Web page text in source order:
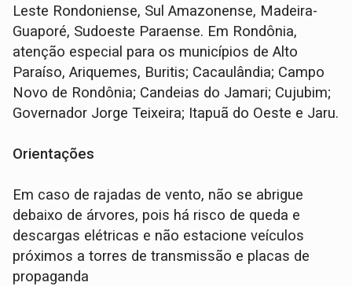
Leste Rondoniense, Sul Amazonense, Madeira-
Guaporé, Sudoeste Paraense. Em Rondônia,
atenção especial para os municípios de Alto
Paraíso, Ariquemes, Buritis; Cacaulândia; Campo
Novo de Rondônia; Candeias do Jamari; Cujubim;
Governador Jorge Teixeira; Itapuã do Oeste e Jaru.
Orientações
Em caso de rajadas de vento, não se abrigue
debaixo de árvores, pois há risco de queda e
descargas elétricas e não estacione veículos
próximos a torres de transmissão e placas de
propaganda